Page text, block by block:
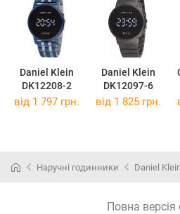
Daniel Klein
DK12208-2
Daniel Klein
DK12097-6
від 1 797 грн. від 1 825 грн.
Наручні годинники Daniel
Повна версія